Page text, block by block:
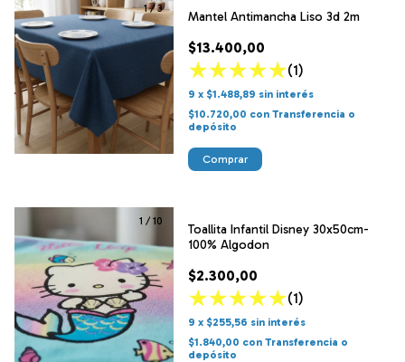
1/3
Mantel Antimancha Liso 3d 2m
$13.400,00
(1)
9 x $1.488,89 sin interés
$10.720,00 con Transferencia o
depósito
Comprar
1 / 10
Toallita Infantil Disney 30x50cm-
100% Algodon
$2.300,00
(1)
9 x $255,56 sin interés
$1.840,00 con Transferencia o
depósito